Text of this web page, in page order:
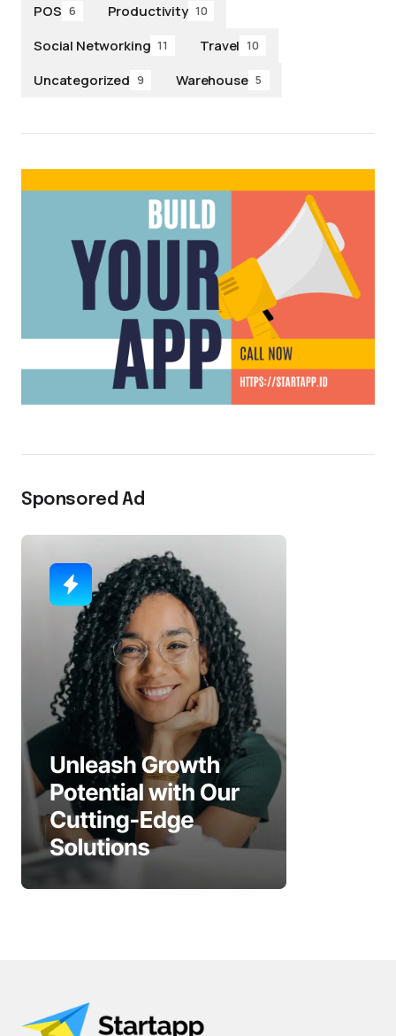
POS 6 Productivity 10
Social Networking 11 Travel 10
Uncategorized 9 Warehouse 5
Sponsored Ad